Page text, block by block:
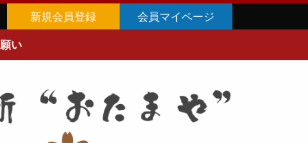
新規会員登録 会員マイページ
い